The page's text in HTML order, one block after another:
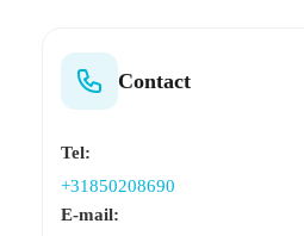
Contact
Tel:
+31850208690
E-mail: